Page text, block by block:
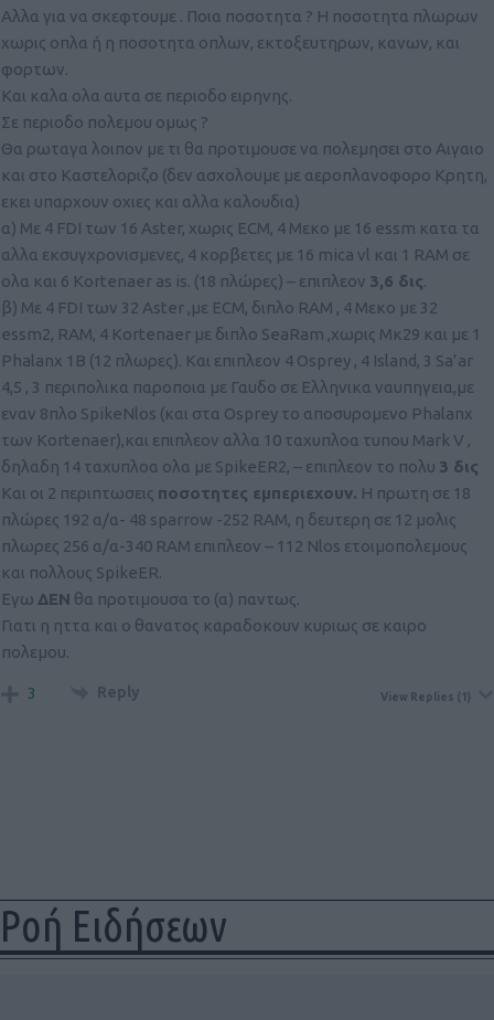
Ροή Ειδήσεων
Αλλα για να σκεφτουμε . Ποια ποσοτητα ? Η ποσοτητα πλωρων
χωρις οπλα ή η ποσοτητα οπλων, εκτοξευτηρων, κανων, και
φορτων.
Και καλα ολα αυτα σε περιοδο ειρηνης.
Σε περιοδο πολεμου ομως ?
Θα ρωταγα λοιπον με τι θα προτιμουσε να πολεμησει στο Αιγαιο
και στο Καστελοριζο (δεν ασχολουμε με αεροπλανοφορο Κρητη,
εκει υπαρχουν οχιες και αλλα καλουδια)
α) Με 4 FDI των 16 Aster, χωρις ECM, 4 Μεκο με 16 essm κατα τα
αλλα εκσυγχρονισμενες, 4 κορβετες με 16 mica vl και 1 RAM σε
ολα και 6 Kortenaer as is. (18 πλώρες) – επιπλεον 3,6 δις.
β) Με 4 FDI των 32 Aster ,με ECM, διπλο RAM , 4 Μεκο με 32
essm2, RAM, 4 Kortenaer με διπλο SeaRam ,χωρις Μκ29 και με 1
Phalanx 1B (12 πλωρες). Και επιπλεον 4 Osprey , 4 Island, 3 Sa’ar
4,5 , 3 περιπολικα παροποια με Γαυδο σε Ελληνικα ναυπηγεια,με
εναν 8πλο SpikeNlos (και στα Osprey το αποσυρομενο Phalanx
των Kortenaer),και επιπλεον αλλα 10 ταχυπλοα τυπου Mark V ,
δηλαδη 14 ταχυπλοα ολα με SpikeER2, – επιπλεον το πολυ 3 δις
Και οι 2 περιπτωσεις ποσοτητες εμπεριεχουν. Η πρωτη σε 18
πλώρες 192 α/α- 48 sparrow -252 RAM, η δευτερη σε 12 μολις
πλωρες 256 α/α-340 RAM επιπλεον – 112 Nlos ετοιμοπολεμους
και πολλους SpikeER.
Εγω ΔΕΝ θα προτιμουσα το (α) παντως.
Γιατι η ηττα και ο θανατος καραδοκουν κυριως σε καιρο
πολεμου.
3 Reply View Replies (1)